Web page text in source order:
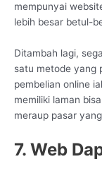
mempunyai
lebih besar betul-
Ditambah lagi,
satu metode yang
pembelian online
memiliki laman
meraup pasar
7. Web